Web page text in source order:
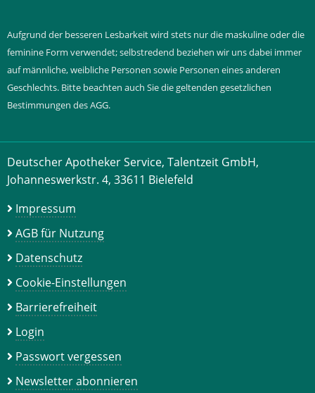
Aufgrund der besseren Lesbarkeit wird stets nur die maskuline oder die
feminine Form verwendet; selbstredend beziehen wir uns dabei immer
auf männliche, weibliche Personen sowie Personen eines anderen
Geschlechts. Bitte beachten auch Sie die geltenden gesetzlichen
Bestimmungen des AGG.
Deutscher Apotheker Service, Talentzeit GmbH,
Johanneswerkstr. 4, 33611 Bielefeld
Impressum
AGB für Nutzung
Datenschutz
Cookie-Einstellungen
Barrierefreiheit
Login
Passwort vergessen
Newsletter abonnieren